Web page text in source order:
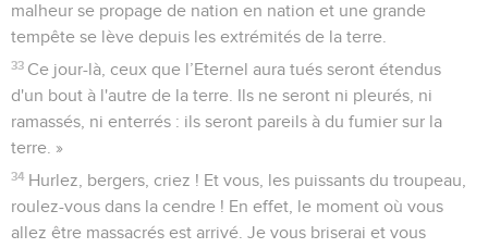
malheur se propage de nation en nation et une grande
tempête se lève depuis les extrémités de la terre.
33 Ce jour-là, ceux que l’Eternel aura tués seront étendus
d'un bout à l'autre de la terre. Ils ne seront ni pleurés, ni
ramassés, ni enterrés : ils seront pareils à du fumier sur la
terre. »
34 Hurlez, bergers, criez ! Et vous, les puissants du troupeau,
roulez-vous dans la cendre ! En effet, le moment où vous
allez être massacrés est arrivé. Je vous briserai et vous